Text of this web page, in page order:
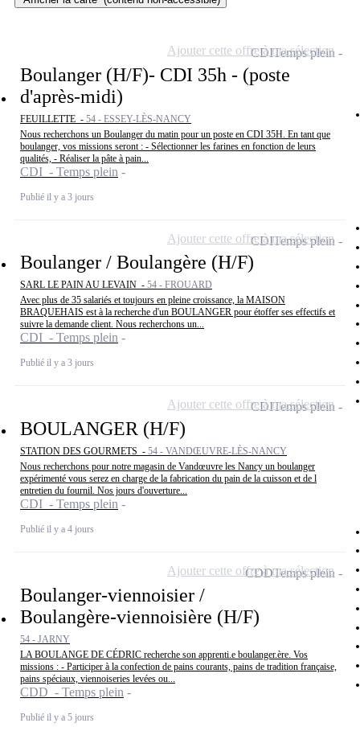
Boulanger (H/F)- CDI 35h - (poste
d'après-midi)
FEUILLETTE - 54 - ESSEY-LÈS-NANCY
Nous recherchons un Boulanger du matin pour un poste en CDI 35H. En tant que
boulanger, vos missions seront : - Sélectionner les farines en fonction de leurs
qualités, - Réaliser la pâte à pain...
CDI - Temps plein
Publié il y a 3 jours
CDITemps plein
Ajouter cette offre à ma sélection
Boulanger / Boulangère (H/F)
SARL LE PAIN AU LEVAIN - 54 - FROUARD
Avec plus de 35 salariés et toujours en pleine croissance, la MAISON
BRAQUEHAIS est à la recherche d'un BOULANGER pour étoffer ses effectifs et
suivre la demande client. Nous recherchons un...
CDI - Temps plein
Publié il y a 3 jours
CDITemps plein
Ajouter cette offre à ma sélection
BOULANGER (H/F)
STATION DES GOURMETS - 54 - VANDŒUVRE-LÈS-NANCY
Nous recherchons pour notre magasin de Vandœuvre les Nancy un boulanger
expérimenté vous serez en charge de la fabrication du pain de la cuisson et de l
entretien du fournil. Nos jours d'ouverture...
CDI - Temps plein
Publié il y a 4 jours
CDITemps plein
Ajouter cette offre à ma sélection
Boulanger-viennoisier /
Boulangère-viennoisière (H/F)
54 - JARNY
LA BOULANGE DE CÉDRIC recherche son apprenti.e boulanger.ère. Vos
missions : - Participer à la confection de pains courants, pains de tradition française,
pains spéciaux, viennoiseries levées ou...
CDD - Temps plein
Publié il y a 5 jours
CDDTemps plein
Ajouter cette offre à ma sélection